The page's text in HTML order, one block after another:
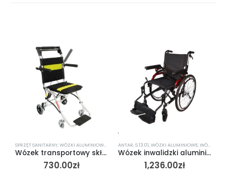
SPRZĘT SANITARNY,WÓZKI ALUMINIOWE WÓZKI INWALIDZKIE
Wózek transportowy składany IDEAL Aston
730.00zł
ANTAR,S.13.01,WÓZKI ALUMINIOWE,WÓZKI INWALIDZKIE
Wózek inwalidzki aluminiowy AT52306
1,236.00zł